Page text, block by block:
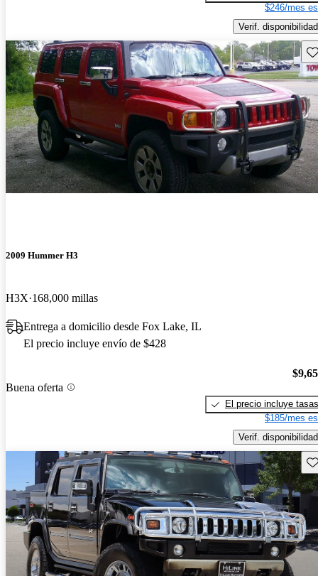
$246/mes
Verif. disponibilidad
2009 Hummer H3
H3X 168,000 millas
Entrega a domicilio desde Fox Lake, IL
El precio incluye envío de $428
Buena oferta
El precio incluye tasas
$185/mes
Verif. disponibilidad